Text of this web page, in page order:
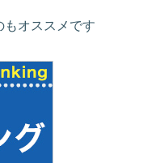
もオススメです